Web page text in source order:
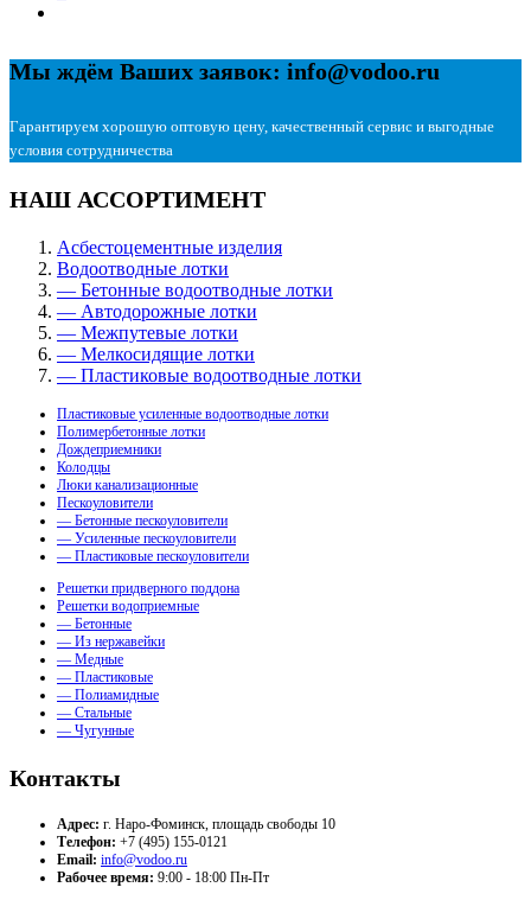
Мы ждём Ваших заявок: info@vodoo.ru
Гарантируем хорошую оптовую цену, качественный сервис и выгодные
условия сотрудничества
НАШ АССОРТИМЕНТ
Асбестоцементные изделия
Водоотводные лотки
— Бетонные водоотводные лотки
— Автодорожные лотки
— Межпутевые лотки
— Мелкосидящие лотки
— Пластиковые водоотводные лотки
Пластиковые усиленные водоотводные лотки
Полимербетонные лотки
Дождеприемники
Колодцы
Люки канализационные
Пескоуловители
— Бетонные пескоуловители
— Усиленные пескоуловители
— Пластиковые пескоуловители
Решетки придверного поддона
Решетки водоприемные
— Бетонные
— Из нержавейки
— Медные
— Пластиковые
— Полиамидные
— Стальные
— Чугунные
Контакты
Адрес: г. Наро-Фоминск, площадь свободы 10
Телефон: +7 (495) 155-0121
Email: info@vodoo.ru
Рабочее время: 9:00 - 18:00 Пн-Пт